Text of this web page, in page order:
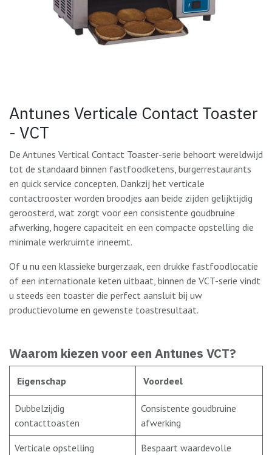
Antunes Verticale Contact Toaster
- VCT
De Antunes Vertical Contact Toaster-serie behoort wereldwijd
tot de standaard binnen fastfoodketens, burgerrestaurants
en quick service concepten. Dankzij het verticale
contactrooster worden broodjes aan beide zijden gelijktijdig
geroosterd, wat zorgt voor een consistente goudbruine
afwerking, hogere capaciteit en een compacte opstelling die
minimale werkruimte inneemt.
Of u nu een klassieke burgerzaak, een drukke fastfoodlocatie
of een internationale keten uitbaat, binnen de VCT-serie vindt
u steeds een toaster die perfect aansluit bij uw
productievolume en gewenste toastresultaat.
Waarom kiezen voor een Antunes VCT?
Eigenschap Voordeel
Dubbelzijdig
contacttoasten
Consistente goudbruine
afwerking
Verticale opstelling
Bespaart waardevolle